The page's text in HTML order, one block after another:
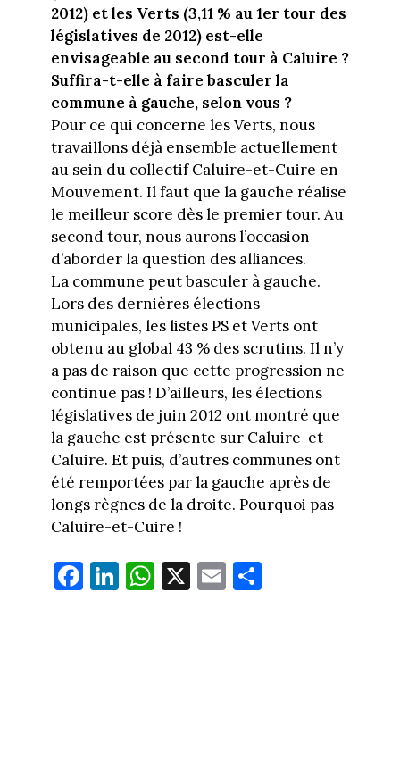
2012) et les Verts (3,11 % au 1er tour des
législatives de 2012) est-elle
envisageable au second tour à Caluire ?
Suffira-t-elle à faire basculer la
commune à gauche, selon vous ?
Pour ce qui concerne les Verts, nous
travaillons déjà ensemble actuellement
au sein du collectif Caluire-et-Cuire en
Mouvement. Il faut que la gauche réalise
le meilleur score dès le premier tour. Au
second tour, nous aurons l’occasion
d’aborder la question des alliances.
La commune peut basculer à gauche.
Lors des dernières élections
municipales, les listes PS et Verts ont
obtenu au global 43 % des scrutins. Il n’y
a pas de raison que cette progression ne
continue pas ! D’ailleurs, les élections
législatives de juin 2012 ont montré que
la gauche est présente sur Caluire-et-
Caluire. Et puis, d’autres communes ont
été remportées par la gauche après de
longs règnes de la droite. Pourquoi pas
Caluire-et-Cuire !
Fa
ce
Li
nk
W
ha
X E
m
Pa